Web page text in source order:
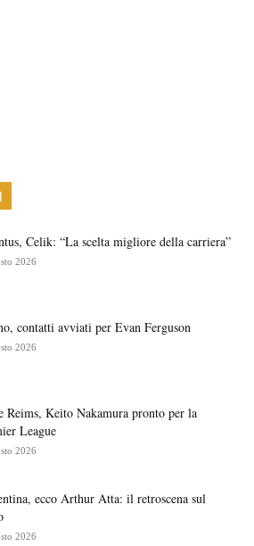
Celik: “La scelta migliore della carriera”
2026
contatti avviati per Evan Ferguson
2026
Reims, Keito Nakamura pronto per la
League
2026
ecco Arthur Atta: il retroscena sul
2026